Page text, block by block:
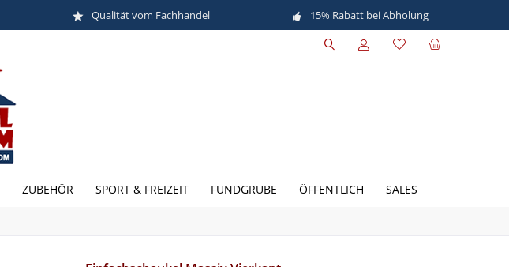
Qualität vom Fachhandel 15% Rabatt bei Abholung
ZUBEHÖR SPORT & FREIZEIT FUNDGRUBE ÖFFENTLICH SALES